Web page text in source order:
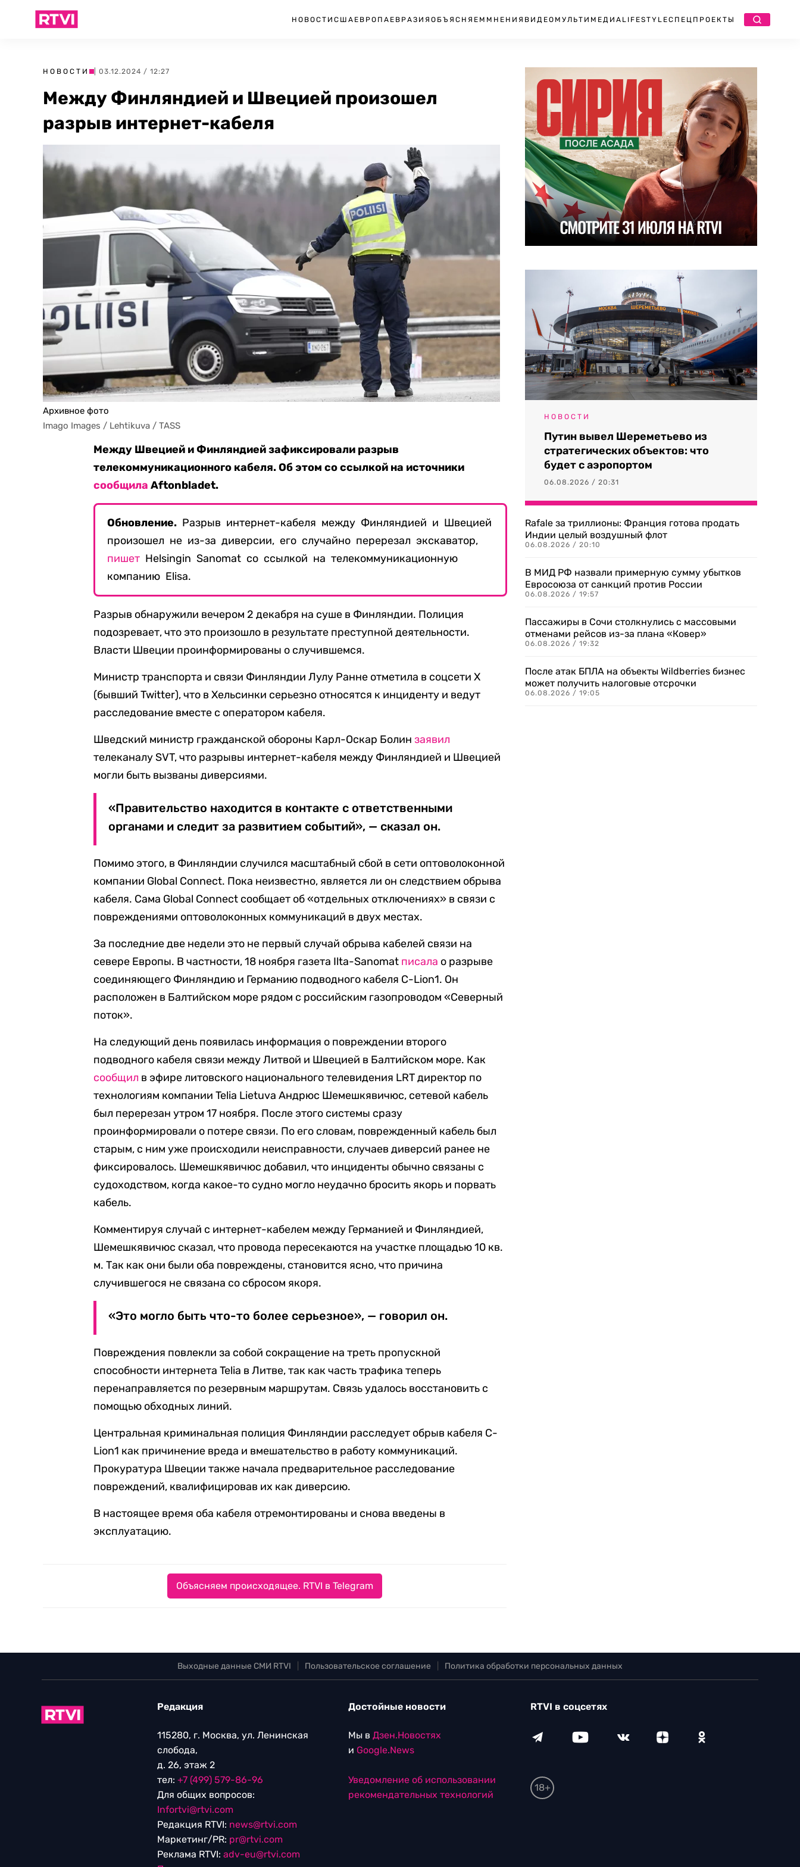
НОВОСТИ США ЕВРОПА ЕВРАЗИЯ ОБЪЯСНЯЕМ МНЕНИЯ ВИДЕО МУЛЬТИМЕДИА LIFESTYLEСПЕЦПРОЕКТЫ
НОВОСТИ | 03.12.2024 / 12:27
Между Финляндией и Швецией произошел
разрыв интернет-кабеля
Архивное фото
Imago Images / Lehtikuva / TASS
Между Швецией и Финляндией зафиксировали разрыв
телекоммуникационного кабеля. Об этом со ссылкой на источники
сообщила Aftonbladet.
Обновление. Разрыв интернет-кабеля между Финляндией и Швецией
произошел не из-за диверсии, его случайно перерезал экскаватор,
пишет Helsingin Sanomat со ссылкой на телекоммуникационную
компанию Elisa.
Разрыв обнаружили вечером 2 декабря на суше в Финляндии. Полиция
подозревает, что это произошло в результате преступной деятельности.
Власти Швеции проинформированы о случившемся.
Министр транспорта и связи Финляндии Лулу Ранне отметила в соцсети Х
(бывший Twitter), что в Хельсинки серьезно относятся к инциденту и ведут
расследование вместе с оператором кабеля.
Шведский министр гражданской обороны Карл-Оскар Болинзаявил
телеканалу SVT, что разрывы интернет-кабеля между Финляндией и Швецией
могли быть вызваны диверсиями.
«Правительство находится в контакте с ответственными
органами и следит за развитием событий», — сказал он.
Помимо этого, в Финляндии случился масштабный сбой в сети оптоволоконной
компании Global Connect. Пока неизвестно, является ли он следствием обрыва
кабеля. Сама Global Connect сообщает об «отдельных отключениях» в связи с
повреждениями оптоволоконных коммуникаций в двух местах.
За последние две недели это не первый случай обрыва кабелей связи на
севере Европы. В частности, 18 ноября газета Ilta-Sanomat писала о разрыве
соединяющего Финляндию и Германию подводного кабеля C-Lion1. Он
расположен в Балтийском море рядом с российским газопроводом «Северный
поток».
На следующий день появилась информация о повреждении второго
подводного кабеля связи между Литвой и Швецией в Балтийском море. Как
сообщил в эфире литовского национального телевидения LRT директор по
технологиям компании Telia Lietuva Андрюс Шемешкявичюс, сетевой кабель
был перерезан утром 17 ноября. После этого системы сразу
проинформировали о потере связи. По его словам, поврежденный кабель был
старым, с ним уже происходили неисправности, случаев диверсий ранее не
фиксировалось. Шемешкявичюс добавил, что инциденты обычно связаны с
судоходством, когда какое-то судно могло неудачно бросить якорь и порвать
кабель.
Комментируя случай с интернет-кабелем между Германией и Финляндией,
Шемешкявичюс сказал, что провода пересекаются на участке площадью 10 кв.
м. Так как они были оба повреждены, становится ясно, что причина
случившегося не связана со сбросом якоря.
«Это могло быть что-то более серьезное», — говорил он.
Повреждения повлекли за собой сокращение на треть пропускной
способности интернета Telia в Литве, так как часть трафика теперь
перенаправляется по резервным маршрутам. Связь удалось восстановить с
помощью обходных линий.
Центральная криминальная полиция Финляндии расследует обрыв кабеля C-
Lion1 как причинение вреда и вмешательство в работу коммуникаций.
Прокуратура Швеции также начала предварительное расследование
повреждений, квалифицировав их как диверсию.
В настоящее время оба кабеля отремонтированы и снова введены в
эксплуатацию.
Объясняем происходящее. RTVI в Telegram
НОВОСТИ
Путин вывел Шереметьево из
стратегических объектов: что
будет с аэропортом
06.08.2026 / 20:31
Rafale за триллионы: Франция готова продать
Индии целый воздушный флот
06.08.2026 / 20:10
В МИД РФ назвали примерную сумму убытков
Евросоюза от санкций против России
06.08.2026 / 19:57
Пассажиры в Сочи столкнулись с массовыми
отменами рейсов из-за плана «Ковер»
06.08.2026 / 19:32
После атак БПЛА на объекты Wildberries бизнес
может получить налоговые отсрочки
06.08.2026 / 19:05
Выходные данные СМИ RTVI Пользовательское соглашение Политика обработки персональных данных
Редакция
115280, г. Москва, ул. Ленинская
слобода,
д. 26, этаж 2
тел: +7 (499) 579-86-96
Для общих вопросов:
Infortvi@rtvi.com
Редакция RTVI: news@rtvi.com
Маркетинг/PR: pr@rtvi.com
Реклама RTVI: adv-eu@rtvi.com
Достойные новости
Мы в Дзен.Новостях
и Google.News
Уведомление об использовании
рекомендательных технологий
RTVI в соцсетях
18+